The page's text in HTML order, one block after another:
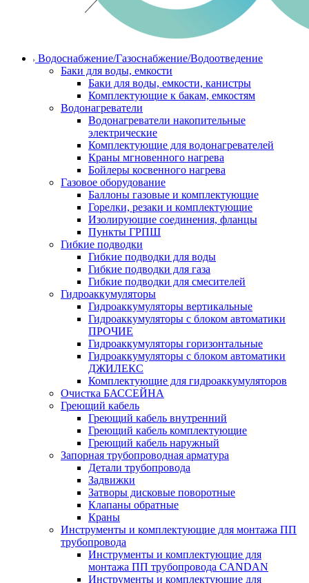
Водоснабжение/Газоснабжение/Водоотведение
Баки для воды, емкости
Баки для воды, емкости, канистры
Комплектующие к бакам, емкостям
Водонагреватели
Водонагреватели накопительные
электрические
Комплектующие для водонагревателей
Краны мгновенного нагрева
Бойлеры косвенного нагрева
Газовое оборудование
Баллоны газовые и комплектующие
Горелки, резаки и комплектующие
Изолирующие соединения, фланцы
Пункты ГРПШ
Гибкие подводки
Гибкие подводки для воды
Гибкие подводки для газа
Гибкие подводки для смесителей
Гидроаккумуляторы
Гидроаккумуляторы вертикальные
Гидроаккумуляторы с блоком автоматики
ПРОЧИЕ
Гидроаккумуляторы горизонтальные
Гидроаккумуляторы с блоком автоматики
ДЖИЛЕКС
Комплектующие для гидроаккумуляторов
Очистка БАССЕЙНА
Греющий кабель
Греющий кабель внутренний
Греющий кабель комплектующие
Греющий кабель наружный
Запорная трубопроводная арматура
Детали трубопровода
Задвижки
Затворы дисковые поворотные
Клапаны обратные
Краны
Инструменты и комплектующие для монтажа ПП
трубопровода
Инструменты и комплектующие для
монтажа ПП трубопровода CANDAN
Инструменты и комплектующие для